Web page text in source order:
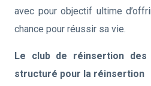
avec pour objectif ultime
chance pour réussir sa vie.
Le club de réinsertion
structuré pour la réinsertion